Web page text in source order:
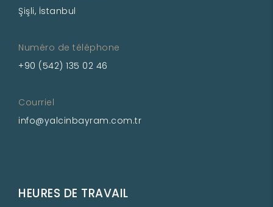
Şişli, İstanbul
Numéro de téléphone
+90 (542) 135 02 46
Courriel
info@yalcinbayram.com.tr
HEURES DE TRAVAIL